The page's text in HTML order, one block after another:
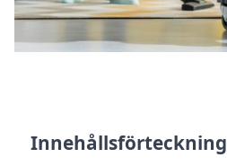
Innehållsförteckning